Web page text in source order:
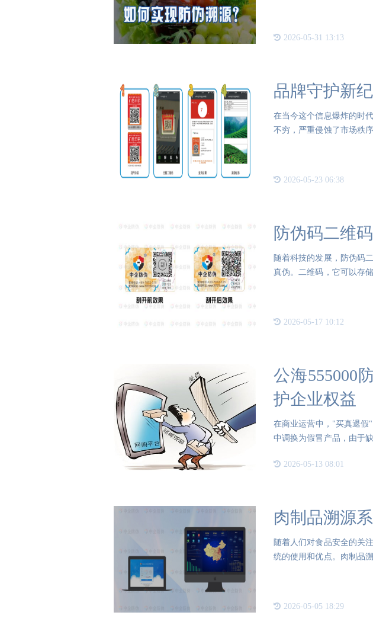
2026-05-31 13:13
品牌守护新
在当今这个信息爆炸的时
不穷，严重侵蚀了市场秩
2026-05-23 06:38
防伪码二维
随着科技的发展，防伪码
真伪。二维码，它可以存
2026-05-17 10:12
公海555000
护企业权益
在商业运营中，"买真退假
中调换为假冒产品，由于
2026-05-13 08:01
肉制品溯源
随着人们对食品安全的关
统的使用和优点。肉制品
2026-05-05 18:29